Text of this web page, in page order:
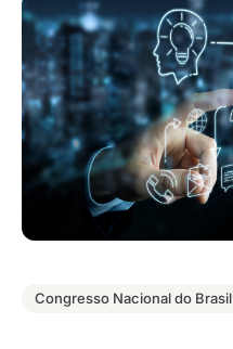
Congresso Nacional do Brasil